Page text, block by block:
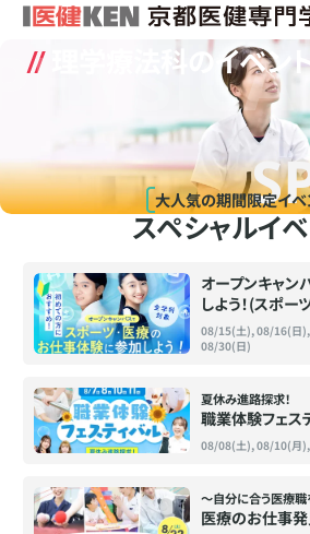
理学療法科のイベン
大人気の期間限定イベ
スペシャルイ
オープンキャン
しよう！(スポー
08/15(土), 08/16(日
08/30(日)
夏休み進路探求！
職業体験フェス
08/08(土), 08/10(月),
〜自分に合う医療職
医療のお仕事発